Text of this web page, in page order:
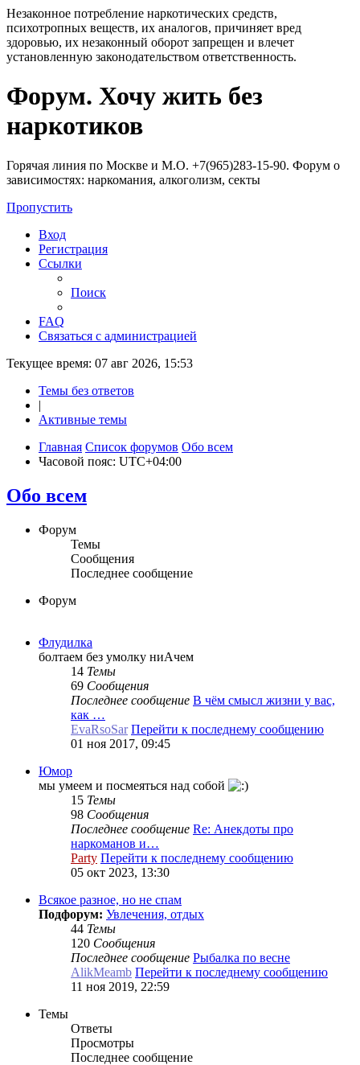
Незаконное потребление наркотических средств,
психотропных веществ, их аналогов, причиняет вред
здоровью, их незаконный оборот запрещен и влечет
установленную законодательством ответственность.
Регистрация
Форум. Хочу жить без
наркотиков
Горячая линия по Москве и М.О. +7(965)283-15-90. Форум о
зависимостях: наркомания, алкоголизм, секты
Пропустить
Вход
Регистрация
Ссылки
Поиск
FAQ
Связаться с администрацией
Текущее время: 07 авг 2026, 15:53
Темы без ответов
|
Активные темы
Главная Список форумов Обо всем
Часовой пояс: UTC+04:00
Обо всем
Форум
Темы
Сообщения
Последнее сообщение
Форум
Флудилка
болтаем без умолку ниАчем
14 Темы
69 Сообщения
Последнее сообщение В чём смысл жизни у вас,
как …
EvaRsoSar Перейти к последнему сообщению
01 ноя 2017, 09:45
Юмор
мы умеем и посмеяться над собой
15 Темы
98 Сообщения
Последнее сообщение Re: Анекдоты про
наркоманов и…
Party Перейти к последнему сообщению
05 окт 2023, 13:30
Всякое разное, но не спам
Подфорум: Увлечения, отдых
44 Темы
120 Сообщения
Последнее сообщение Рыбалка по весне
AlikMeamb Перейти к последнему сообщению
11 ноя 2019, 22:59
Темы
Ответы
Просмотры
Последнее сообщение